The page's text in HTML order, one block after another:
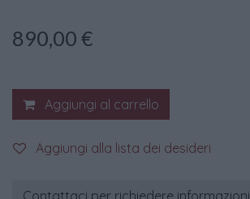
890,00 €
Aggiungi al carrello
Aggiungi alla lista dei desideri
Contattaci per richiedere informazioni